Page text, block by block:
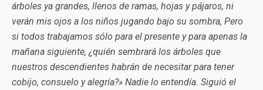
árboles ya grandes, llenos de ramas, hojas y pájaros, ni
verán mis ojos a los niños jugando bajo su sombra, Pero
si todos trabajamos sólo para el presente y para apenas la
mañana siguiente, ¿quién sembrará los árboles que
nuestros descendientes habrán de necesitar para tener
cobijo, consuelo y alegría?» Nadie lo entendía. Siguió el